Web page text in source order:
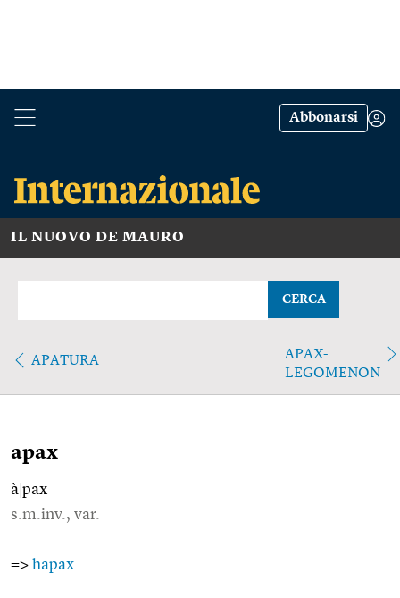
Abbonarsi
IL NUOVO DE MAURO
CERCA
APATURA
APAX-
LEGOMENON
apax
à pax
s.m.inv., var.
=> hapax